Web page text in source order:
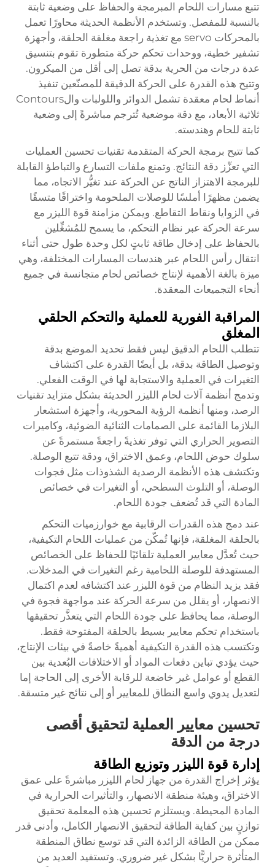
تتبع مسارات اللحام المبرمجة والحفاظ على وضعية ثابتة
بالنسبة للمفصل. وتستخدم الأنظمة الحديثة محاورًا تعمل
بالمحركات servo مع تغذية راجعة مغلقة الحلقة، وأجهزة
تشفير خطية، ووحدات تحكم حركة متطورة تقوم بتنسيق
عدة درجات من الحرية بدقة تصل إلى أقل من الميكرون.
وتتيح هذه القدرة على الحركة الدقيقة للمصنّعين تنفيذ
أنماط لحام معقدة تشمل الدوائر واللولبات والContours
ثلاثية الأبعاد، مع دقة موضعية تُترجم مباشرةً إلى وضعية
ثابتة للحام وهندسته.
كما تتيح برمجة الحركة المتقدمة تقنيات تحسين العمليات
التي تعزِّز دقة النتائج. وتمنع ملفات التسارع والتباطؤ القابلة
للبرمجة الاهتزاز الناتج عن الحركة عند تغيُّر الاتجاه، مما
يضمن مظهرًا أملسًا للوصلات الملحومة واختراقًا متسقًا
في الزوايا ونقاط التقاطع. ويمكن مزامنة قوة الليزر مع
سرعة الحركة عبر نظام التحكم، ما يسمح للمُشغِّلين
بالحفاظ على إدخال طاقة ثابتٍ لكل وحدة طول حتى أثناء
انتقال رأس اللحام عبر هندسات المسارات المختلفة، وهي
ميزة بالغة الأهمية لإنتاج خصائص لحام متجانسة في جميع
أنحاء التجميعات المعقدة.
المراقبة الفورية للعملية والتحكم الحلقي
المغلق
تتطلب اللحام الدقيق ليس فقط تحديد الموضع بدقة
وتوصيل الطاقة بدقة، بل أيضًا القدرة على اكتشاف
التغيرات في العملية والاستجابة لها في الوقت الفعلي.
وتدمج أنظمة آلات لحام الليزر الحديثة بشكل متزايد تقنيات
الرصد، ومنها أنظمة الرؤية المحورية، وأجهزة استشعار
البلازما القائمة على الصمامات الثنائية الضوئية، وكاميرات
التصوير الحراري التي توفر تغذيةً راجعةً مستمرةً عن
سلوك حوض اللحام، وعمق الاختراق، ودقة تتبع الوصلة.
وتكتشف هذه الأنظمة الرصدية الشذوذات مثل فجوات
الوصلة، أو التلوث السطحي، أو التغيرات في خصائص
المادة التي قد تُضعف جودة اللحام.
عند دمج هذه القدرات الرقابية مع خوارزميات التحكم
بالحلقة المغلقة، فإنها تُمكّن من عمليات اللحام التكيفية،
حيث تُعدَّل معايير العملية تلقائيًا للحفاظ على الخصائص
المستهدفة للوصلة اللحامية رغم التغيرات في المدخلات.
فقد يزيد النظام من قوة الليزر عند اكتشافه لعدم اكتمال
الانصهار، أو يقلل من سرعة الحركة عند مواجهة فجوة في
الوصلة، مما يحافظ على جودة اللحام التي يتعذَّر تحقيقها
باستخدام تحكم معايير بسيط بالحلقة المفتوحة فقط.
وتكتسب هذه القدرة التكيفية أهميةً خاصةً في بيئات الإنتاج،
حيث يؤدي تباين دفعات المواد أو الاختلافات البُعدية بين
القطع أو عوامل غير خاضعة للرقابة الأخرى إلى الحاجة إما
لتعديل يدوي واسع النطاق للمعايير أو إلى نتائج غير متسقة.
تحسين معايير العملية لتحقيق أقصى
درجة من الدقة
إدارة قوة الليزر وتوزيع الطاقة
يؤثر إخراج القدرة من جهاز لحام الليزر مباشرةً على عمق
الاختراق، وهيئة منطقة الانصهار، والتأثيرات الحرارية في
المادة المحيطة. ويستلزم تحسين هذه المعلمة تحقيق
توازنٍ بين كفاية الطاقة لتحقيق الانصهار الكامل، وأدنى قدر
ممكن من الطاقة الزائدة التي قد توسع نطاق المنطقة
المتأثرة حراريًّا بشكل غير ضروري. وتستفيد العديد من